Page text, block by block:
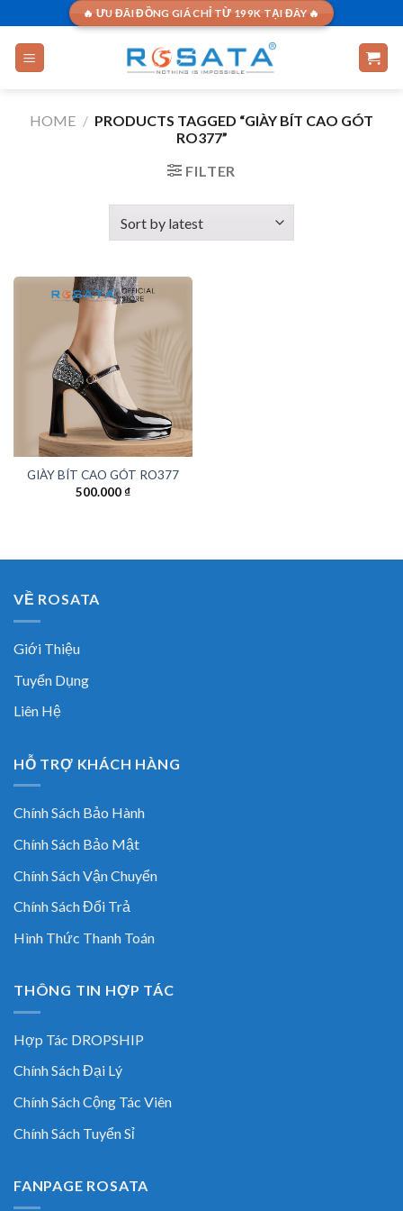
content
🔥 ƯU ĐÃI ĐỒNG GIÁ CHỈ TỪ 199K TẠI ĐÂY 🔥
HOME / PRODUCTS TAGGED “GIÀY BÍT CAO GÓT
RO377”
FILTER
GIÀY BÍT CAO GÓT RO377
500.000₫
VỀ ROSATA
Giới Thiệu
Tuyển Dụng
Liên Hệ
HỖ TRỢ KHÁCH HÀNG
Chính Sách Bảo Hành
Chính Sách Bảo Mật
Chính Sách Vận Chuyển
Chính Sách Đổi Trả
Hình Thức Thanh Toán
THÔNG TIN HỢP TÁC
Hợp Tác DROPSHIP
Chính Sách Đại Lý
Chính Sách Cộng Tác Viên
Chính Sách Tuyển Sỉ
FANPAGE ROSATA